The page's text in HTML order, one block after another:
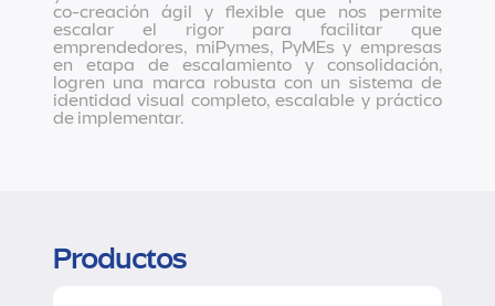
co-creación ágil y flexible que nos permite
escalar el rigor para facilitar que
emprendedores, miPymes, PyMEs y empresas
en etapa de escalamiento y consolidación,
logren una marca robusta con un sistema de
identidad visual completo, escalable y práctico
de implementar.
Productos